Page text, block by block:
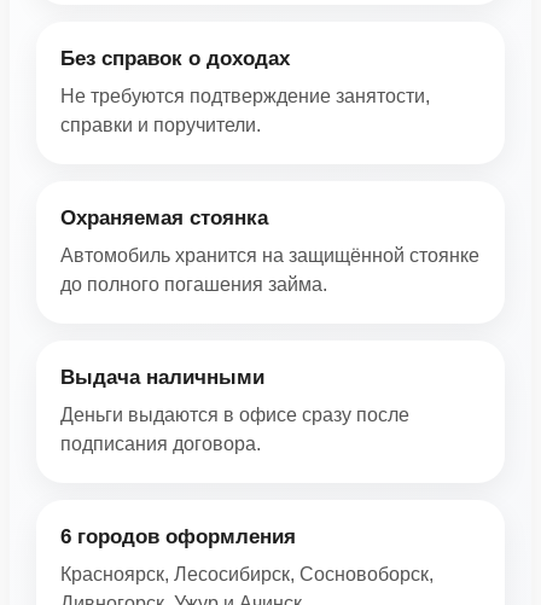
Без справок о доходах
Не требуются подтверждение занятости,
справки и поручители.
Охраняемая стоянка
Автомобиль хранится на защищённой стоянке
до полного погашения займа.
Выдача наличными
Деньги выдаются в офисе сразу после
подписания договора.
6 городов оформления
Красноярск, Лесосибирск, Сосновоборск,